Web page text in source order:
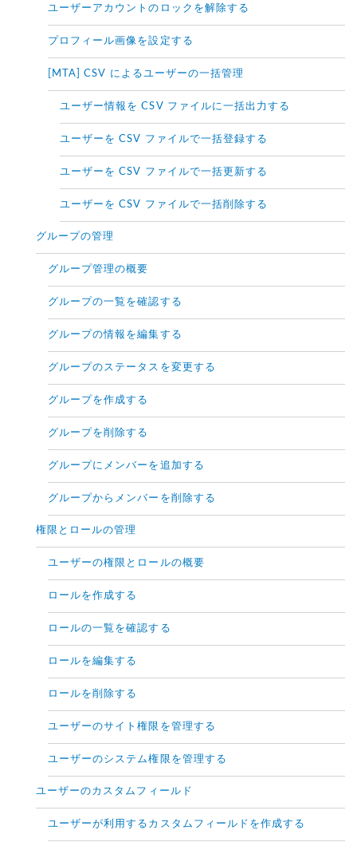
ユーザーアカウントのロックを解除する
プロフィール画像を設定する
[MTA] CSV によるユーザーの一括管理
ユーザー情報を CSV ファイルに一括出力する
ユーザーを CSV ファイルで一括登録する
ユーザーを CSV ファイルで一括更新する
ユーザーを CSV ファイルで一括削除する
グループの管理
グループ管理の概要
グループの一覧を確認する
グループの情報を編集する
グループのステータスを変更する
グループを作成する
グループを削除する
グループにメンバーを追加する
グループからメンバーを削除する
権限とロールの管理
ユーザーの権限とロールの概要
ロールを作成する
ロールの一覧を確認する
ロールを編集する
ロールを削除する
ユーザーのサイト権限を管理する
ユーザーのシステム権限を管理する
ユーザーのカスタムフィールド
ユーザーが利用するカスタムフィールドを作成する